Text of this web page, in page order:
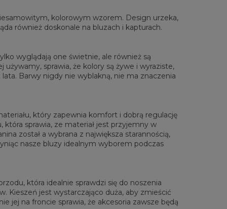
XS S M L XL XXL
całkowita
65 67 69 71 73
kolorowym wzorem. Design urzeka,
również doskonale na bluzach i kapturach.
wyglądają one świetnie, ale również są
sprawia, że kolory są żywe i wyraziste,
Barwy nigdy nie wyblakną, nie ma znaczenia
który zapewnia komfort i dobrą regulację
która sprawia, ze materiał jest przyjemny w
został a wybrana z największa starannością,
nasze bluzy idealnym wyborem podczas
która idealnie sprawdzi się do noszenia
Kieszeń jest wystarczająco duża, aby zmieścić
jej na froncie sprawia, że akcesoria zawsze będą